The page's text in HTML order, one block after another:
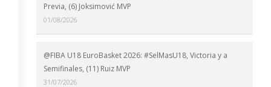
Previa, (6) Joksimović MVP
01/08/2026
@FIBA U18 EuroBasket 2026: #SelMasU18, Victoria y a
Semifinales, (11) Ruiz MVP
31/07/2026